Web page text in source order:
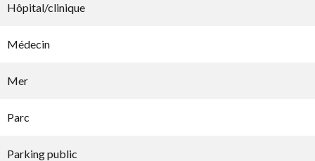
Hôpital/clinique
Médecin
Mer
Parc
Parking public